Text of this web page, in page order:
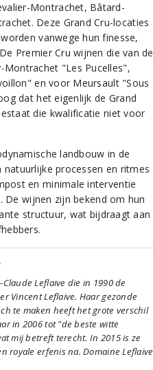
Montrachet, Bâtard-
Deze Grand Cru-locaties
vanwege hun finesse,
Premier Cru wijnen die van de
Montrachet "Les Pucelles",
en voor Meursault "Sous
dat het eigenlijk de Grand
die kwalificatie niet voor
landbouw in de
processen en ritmes
en minimale interventie
wijnen zijn bekend om hun
structuur, wat bijdraagt aan
Leflaive die in 1990 de
Vincent Leflaive. Haar gezonde
te maken heeft het grote verschil
in 2006 tot "de beste witte
mij betreft terecht. In 2015 is ze
royale erfenis na. Domaine Leflaive